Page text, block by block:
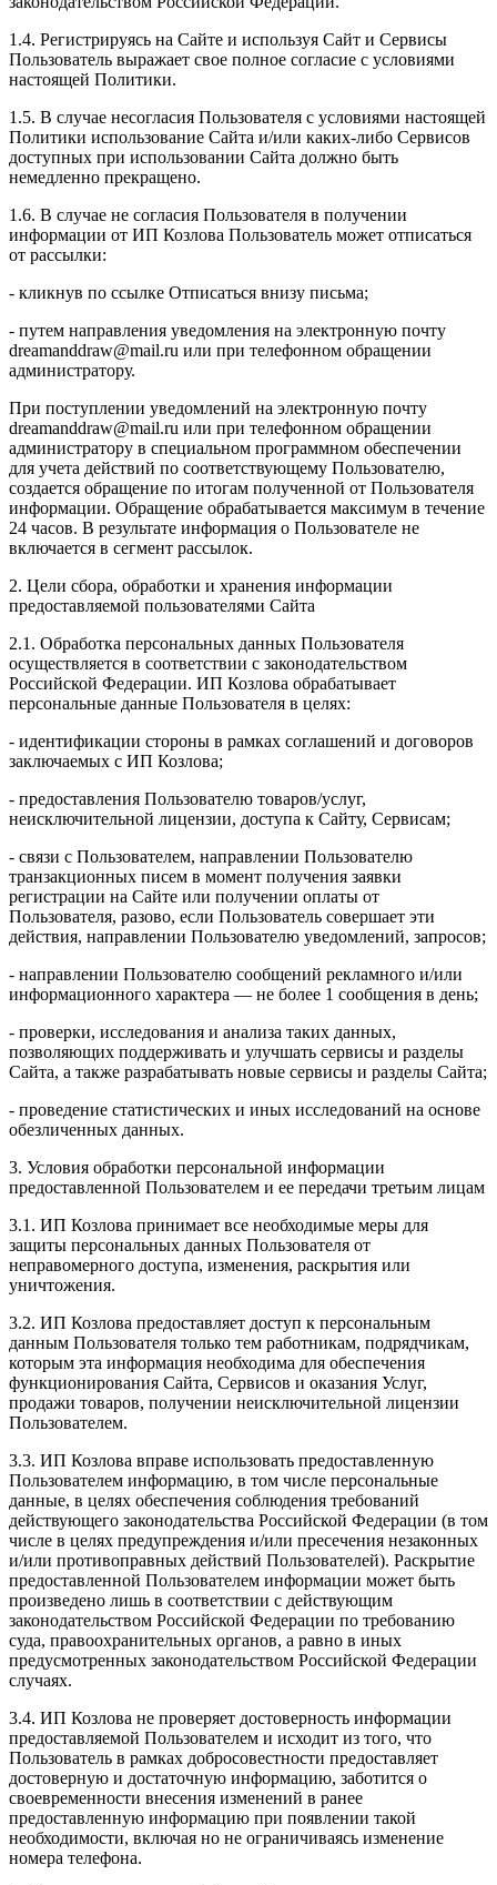
1.4. Регистрируясь на Сайте и используя Сайт и Сервисы
Пользователь выражает свое полное согласие с условиями
настоящей Политики.
1.5. В случае несогласия Пользователя с условиями настоящей
Политики использование Сайта и/или каких-либо Сервисов
доступных при использовании Сайта должно быть
немедленно прекращено.
1.6. В случае не согласия Пользователя в получении
информации от ИП Козлова Пользователь может отписаться
от рассылки:
- кликнув по ссылке Отписаться внизу письма;
- путем направления уведомления на электронную почту
dreamanddraw@mail.ru или при телефонном обращении
администратору.
При поступлении уведомлений на электронную почту
dreamanddraw@mail.ru или при телефонном обращении
администратору в специальном программном обеспечении
для учета действий по соответствующему Пользователю,
создается обращение по итогам полученной от Пользователя
информации. Обращение обрабатывается максимум в течение
24 часов. В результате информация о Пользователе не
включается в сегмент рассылок.
2. Цели сбора, обработки и хранения информации
предоставляемой пользователями Сайта
2.1. Обработка персональных данных Пользователя
осуществляется в соответствии с законодательством
Российской Федерации. ИП Козловa обрабатывает
персональные данные Пользователя в целях:
- идентификации стороны в рамках соглашений и договоров
заключаемых с ИП Козлова;
- предоставления Пользователю товаров/услуг,
неисключительной лицензии, доступа к Сайту, Сервисам;
- связи с Пользователем, направлении Пользователю
транзакционных писем в момент получения заявки
регистрации на Сайте или получении оплаты от
Пользователя, разово, если Пользователь совершает эти
действия, направлении Пользователю уведомлений, запросов;
- направлении Пользователю сообщений рекламного и/или
информационного характера — не более 1 сообщения в день;
- проверки, исследования и анализа таких данных,
позволяющих поддерживать и улучшать сервисы и разделы
Сайта, а также разрабатывать новые сервисы и разделы Сайта;
- проведение статистических и иных исследований на основе
обезличенных данных.
3. Условия обработки персональной информации
предоставленной Пользователем и ее передачи третьим лицам
3.1. ИП Козлова принимает все необходимые меры для
защиты персональных данных Пользователя от
неправомерного доступа, изменения, раскрытия или
уничтожения.
3.2. ИП Козлова предоставляет доступ к персональным
данным Пользователя только тем работникам, подрядчикам,
которым эта информация необходима для обеспечения
функционирования Сайта, Сервисов и оказания Услуг,
продажи товаров, получении неисключительной лицензии
Пользователем.
3.3. ИП Козлова вправе использовать предоставленную
Пользователем информацию, в том числе персональные
данные, в целях обеспечения соблюдения требований
действующего законодательства Российской Федерации (в том
числе в целях предупреждения и/или пресечения незаконных
и/или противоправных действий Пользователей). Раскрытие
предоставленной Пользователем информации может быть
произведено лишь в соответствии с действующим
законодательством Российской Федерации по требованию
суда, правоохранительных органов, а равно в иных
предусмотренных законодательством Российской Федерации
случаях.
3.4. ИП Козлова не проверяет достоверность информации
предоставляемой Пользователем и исходит из того, что
Пользователь в рамках добросовестности предоставляет
достоверную и достаточную информацию, заботится о
своевременности внесения изменений в ранее
предоставленную информацию при появлении такой
необходимости, включая но не ограничиваясь изменение
номера телефона.